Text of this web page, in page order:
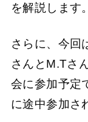
を解説します。
さらに、今回
さんとM.Tさ
会に参加予定
に途中参加さ